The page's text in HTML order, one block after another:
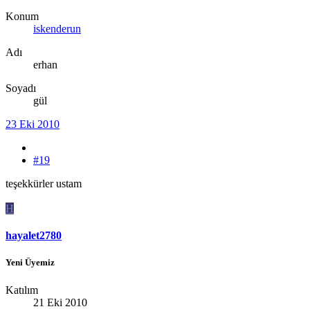
Konum
iskenderun
Adı
erhan
Soyadı
gül
23 Eki 2010
#19
teşekkürler ustam
H
hayalet2780
Yeni Üyemiz
Katılım
21 Eki 2010